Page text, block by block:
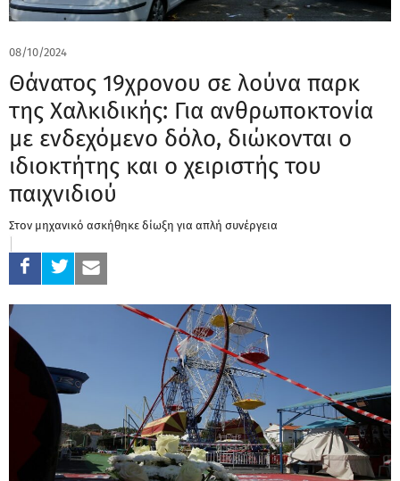
08/10/2024
Θάνατος 19χρονου σε λούνα παρκ
της Χαλκιδικής: Για ανθρωποκτονία
με ενδεχόμενο δόλο, διώκονται ο
ιδιοκτήτης και ο χειριστής του
παιχνιδιού
Στον μηχανικό ασκήθηκε δίωξη για απλή συνέργεια